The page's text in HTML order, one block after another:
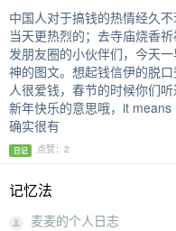
中国人对于搞钱的热情经久
当天更热烈的；去寺庙烧香
发朋友圈的小伙伴们，今天
神的图文。想起钱信伊的脱
人很爱钱，春节的时候你们
新年快乐的意思哦，it
确实很有
日记 点赞：2
记忆法
麦麦的个人日志